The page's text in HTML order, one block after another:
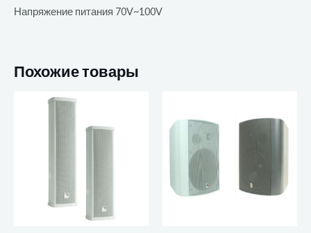
Напряжение питания 70V~100V
Похожие товары